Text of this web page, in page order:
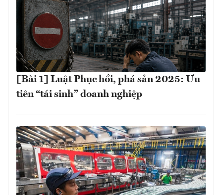
[Bài 1] Luật Phục hồi, phá sản 2025: Ưu
tiên “tái sinh” doanh nghiệp